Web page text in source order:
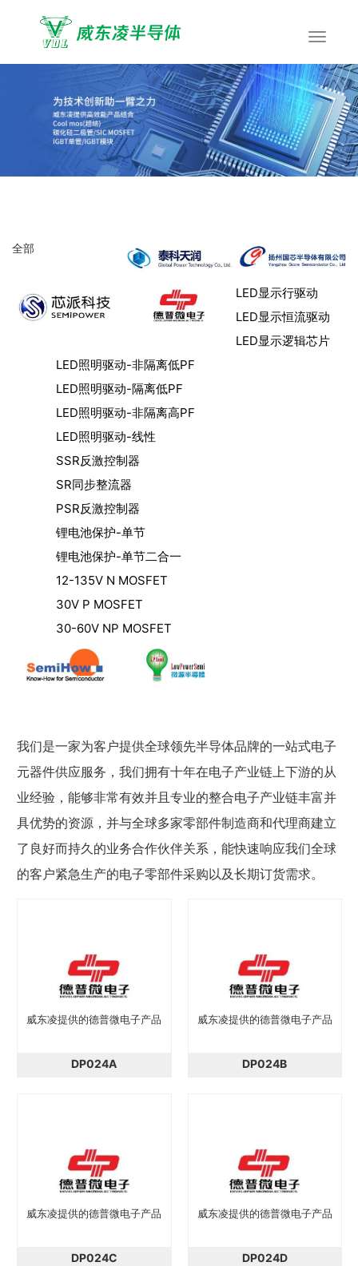
全部
LED显示行驱动
LED显示恒流驱动
LED显示逻辑芯片
LED照明驱动-非隔离低PF
LED照明驱动-隔离低PF
LED照明驱动-非隔离高PF
LED照明驱动-线性
SSR反激控制器
SR同步整流器
PSR反激控制器
锂电池保护-单节
锂电池保护-单节二合一
12-135V N MOSFET
30V P MOSFET
30-60V NP MOSFET
我们是一家为客户提供全球领先半导体品牌的一站式电子
元器件供应服务，我们拥有十年在电子产业链上下游的从
业经验，能够非常有效并且专业的整合电子产业链丰富并
具优势的资源，并与全球多家零部件制造商和代理商建立
了良好而持久的业务合作伙伴关系，能快速响应我们全球
的客户紧急生产的电子零部件采购以及长期订货需求。
威东凌提供的德普微电子产品
DP024A
威东凌提供的德普微电子产品
DP024B
威东凌提供的德普微电子产品
DP024C
威东凌提供的德普微电子产品
DP024D